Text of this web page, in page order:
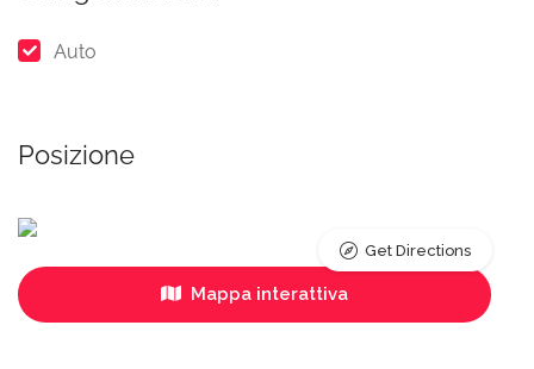
Auto
Posizione
Mappa interattiva
Get Directions